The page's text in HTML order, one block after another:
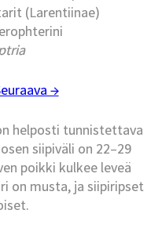
(Larentiinae)
→
helposti tunnistettava
siipiväli on 22–29
poikki kulkee leveä
on musta, ja siipiripset